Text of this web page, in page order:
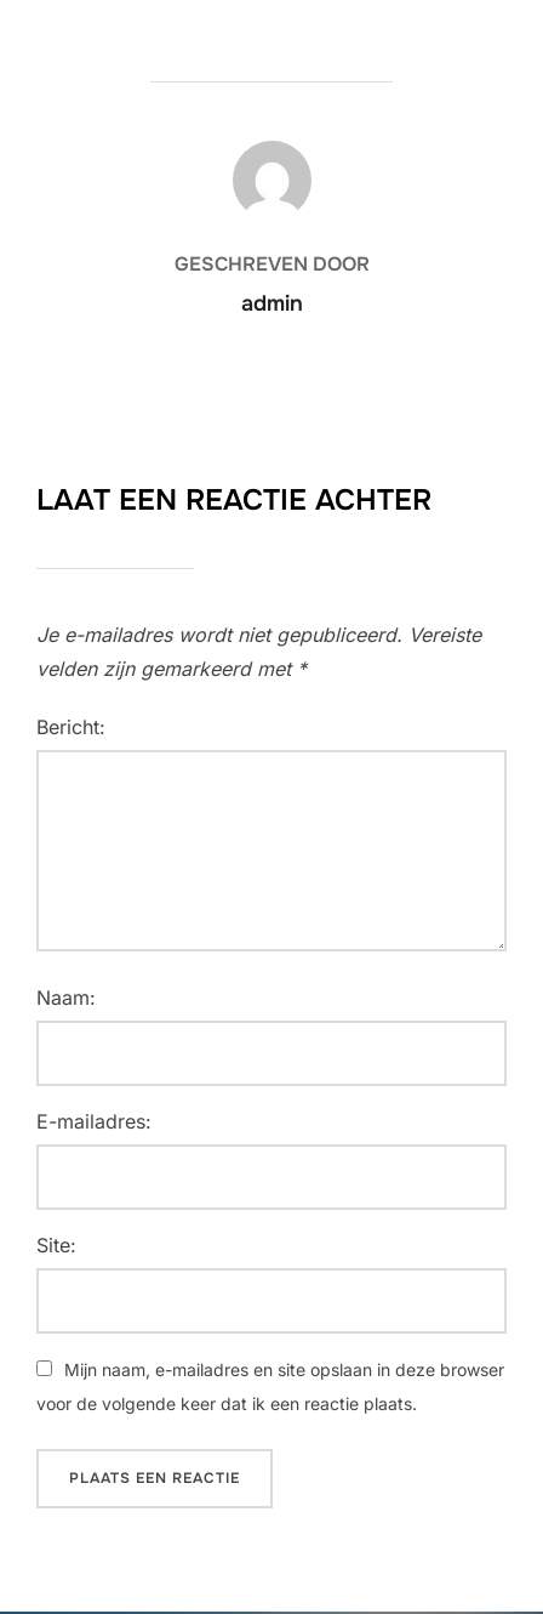
BERICHTAUTEUR
GESCHREVEN DOOR
admin
LAAT EEN REACTIE ACHTER
Je e-mailadres wordt niet gepubliceerd. Vereiste
velden zijn gemarkeerd met *
Bericht:
Naam:
E-mailadres:
Site:
Mijn naam, e-mailadres en site opslaan in deze browser
voor de volgende keer dat ik een reactie plaats.